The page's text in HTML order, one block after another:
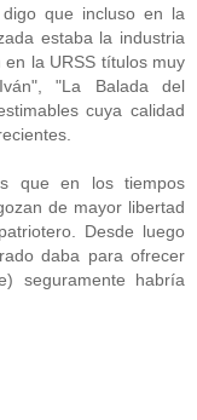
que incluso en la
estaba la industria
la URSS títulos muy
"La Balada del
cuya calidad
que en los tiempos
de mayor libertad
Desde luego
daba para ofrecer
seguramente habría